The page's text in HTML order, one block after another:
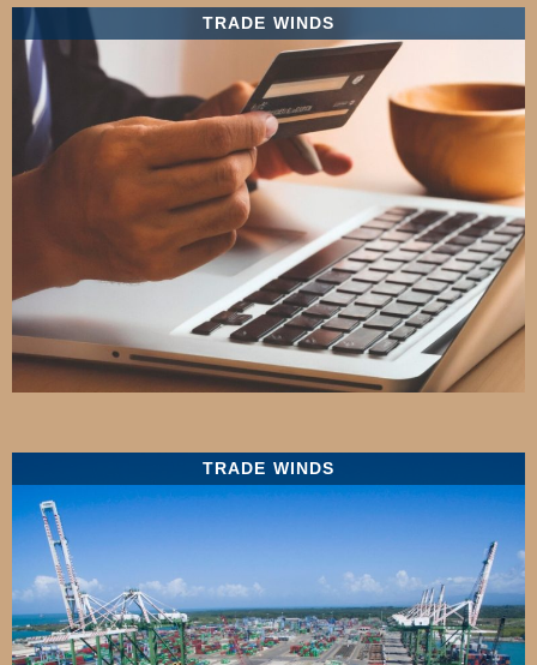
TRADE WINDS
TRADE WINDS